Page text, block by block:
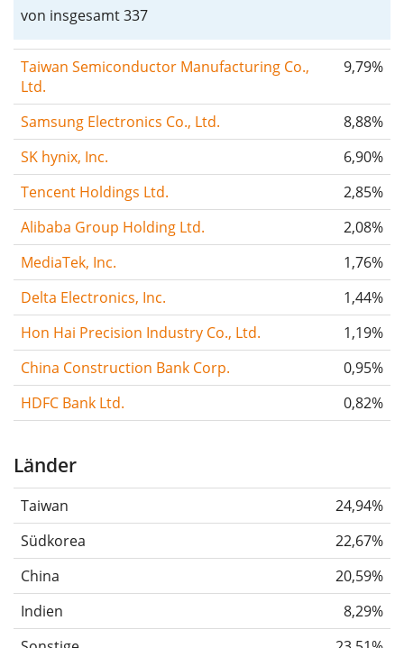
von insgesamt 337
Taiwan Semiconductor Manufacturing Co.,
Ltd.
9,79%
Samsung Electronics Co., Ltd.
8,88%
SK hynix, Inc.
6,90%
Tencent Holdings Ltd.
2,85%
Alibaba Group Holding Ltd.
2,08%
MediaTek, Inc.
1,76%
Delta Electronics, Inc.
1,44%
Hon Hai Precision Industry Co., Ltd.
1,19%
China Construction Bank Corp.
0,95%
HDFC Bank Ltd.
0,82%
Länder
Taiwan
24,94%
Südkorea
22,67%
China
20,59%
Indien
8,29%